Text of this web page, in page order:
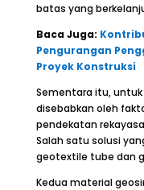
batas yang
Baca Juga:
Pengurangan
Proyek Konstruksi
Sementara itu,
disebabkan oleh
pendekatan
Salah satu solusi
geotextile tube dan
Kedua material